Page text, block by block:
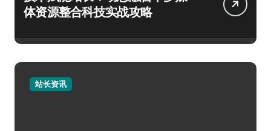
体资源整合科技实战攻略
站长资讯